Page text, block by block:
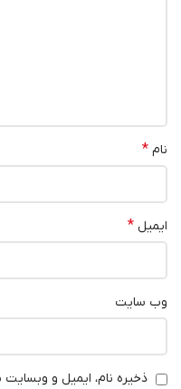
نام *
ایمیل *
وب‌ سایت
ذخیره نام، ایمیل و وبسایت